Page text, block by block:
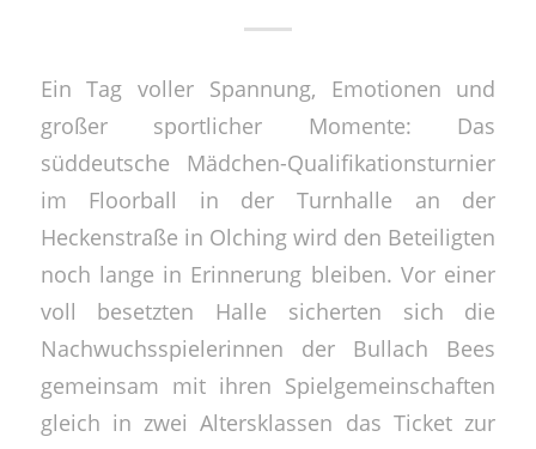
Ein Tag voller Spannung, Emotionen und
großer sportlicher Momente: Das
süddeutsche Mädchen-Qualifikationsturnier
im Floorball in der Turnhalle an der
Heckenstraße in Olching wird den Beteiligten
noch lange in Erinnerung bleiben. Vor einer
voll besetzten Halle sicherten sich die
Nachwuchsspielerinnen der Bullach Bees
gemeinsam mit ihren Spielgemeinschaften
gleich in zwei Altersklassen das Ticket zur